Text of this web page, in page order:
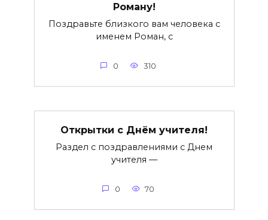
Роману!
Поздравьте близкого вам человека с
именем Роман, с
0 310
Открытки с Днём учителя!
Раздел с поздравлениями с Днем
учителя —
0 70